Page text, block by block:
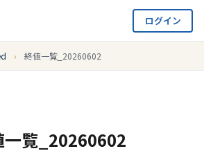
ログイン
› 終値一覧_20260602
一覧_20260602